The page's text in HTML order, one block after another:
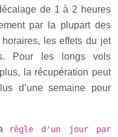
de 1 à 2 heures
par la plupart des
les effets du jet
Pour les longs vols
la récupération peut
d’une semaine pour
règle d'un jour par